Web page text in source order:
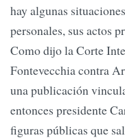
hay algunas
personales, sus actos
Como dijo la Corte
Fontevecchia contra
una publicación
entonces presidente
figuras públicas que